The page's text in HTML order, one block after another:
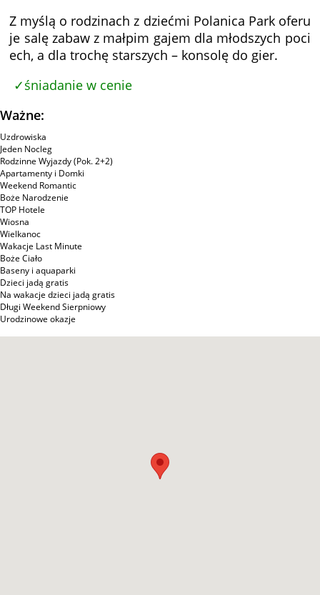
Z myślą o rodzinach z dziećmi Polanica Park oferu
je salę zabaw z małpim gajem dla młodszych poci
ech, a dla trochę starszych – konsolę do gier.
śniadanie w cenie
Ważne:
Uzdrowiska
Jeden Nocleg
Rodzinne Wyjazdy (Pok. 2+2)
Apartamenty i Domki
Weekend Romantic
Boże Narodzenie
TOP Hotele
Wiosna
Wielkanoc
Wakacje Last Minute
Boże Ciało
Baseny i aquaparki
Dzieci jadą gratis
Na wakacje dzieci jadą gratis
Długi Weekend Sierpniowy
Urodzinowe okazje